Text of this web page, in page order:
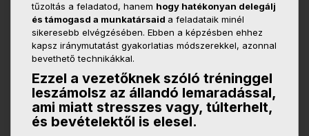
tűzoltás a feladatod, hanem hogy hatékonyan delegálj
és támogasd a munkatársaid a feladataik minél
sikeresebb elvégzésében. Ebben a képzésben ehhez
kapsz iránymutatást gyakorlatias módszerekkel, azonnal
bevethető technikákkal.
Ezzel a vezetőknek szóló tréninggel
leszámolsz az állandó lemaradással,
ami miatt stresszes vagy, túlterhelt,
és bevételektől is elesel.